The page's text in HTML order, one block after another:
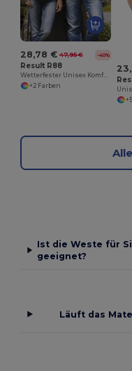
28,78 € 47,95 € -40%
Result R88
Wetterfester Unisex Komfort-Bodywarmer
+2 Farben
Ist die Weste für
geeignet?
Läuft das